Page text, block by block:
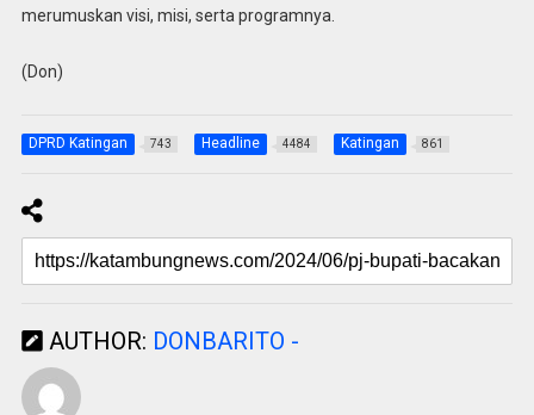
merumuskan visi, misi, serta programnya.
(Don)
DPRD Katingan 743 Headline 4484 Katingan 861
AUTHOR: DONBARITO -